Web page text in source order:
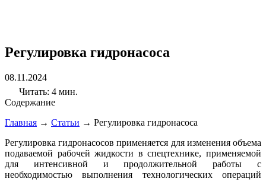
Регулировка гидронасоса
08.11.2024
Читать: 4 мин.
Содержание
Главная → Статьи → Регулировка гидронасоса
Регулировка гидронасосов применяется для изменения объема
подаваемой рабочей жидкости в спецтехнике, применяемой
для интенсивной и продолжительной работы с
необходимостью выполнения технологических операций